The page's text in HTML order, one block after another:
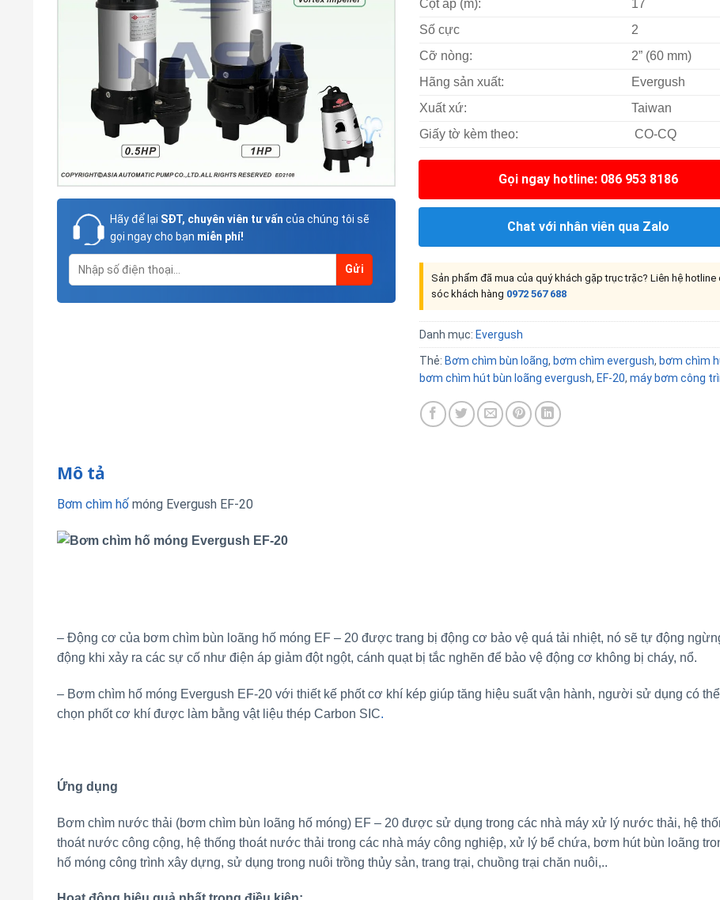
Hãy để lại SĐT, chuyên viên tư vấn của chúng tôi sẽ
gọi ngay cho bạn miễn phí!
Cột áp (m):
17
Số cực
2
Cỡ nòng:
2” (60 mm)
Hãng sản xuất:
Evergush
Xuất xứ:
Taiwan
Giấy tờ kèm theo:
CO-CQ
Gọi ngay hotline: 086 953 8186
Chat với nhân viên qua Zalo
Sản phẩm đã mua của quý khách gặp trục trặc? Liên hệ hotline
sóc khách hàng 0972 567 688
Danh mục: Evergush
Thẻ: Bơm chìm bùn loãng, bơm chìm evergush, bơm chìm
bơm chìm hút bùn loãng evergush, EF-20, máy bơm công
Mô tả
Bơm chìm hố móng Evergush EF-20
– Động cơ của bơm chìm bùn loãng hố móng EF – 20 được trang bị động cơ bảo vệ quá tải nhiệt, nó sẽ tự động
động khi xảy ra các sự cố như điện áp giảm đột ngột, cánh quạt bị tắc nghẽn để bảo vệ động cơ không bị cháy, nổ.
– Bơm chìm hố móng Evergush EF-20 với thiết kế phốt cơ khí kép giúp tăng hiệu suất vận hành, người sử dụng có
chọn phốt cơ khí được làm bằng vật liệu thép Carbon SIC.
Ứng dụng
Bơm chìm nước thải (bơm chìm bùn loãng hố móng) EF – 20 được sử dụng trong các nhà máy xử lý nước thải, hệ
thoát nước công cộng, hệ thống thoát nước thải trong các nhà máy công nghiệp, xử lý bể chứa, bơm hút bùn loãng
hố móng công trình xây dựng, sử dụng trong nuôi trồng thủy sản, trang trại, chuồng trại chăn nuôi,..